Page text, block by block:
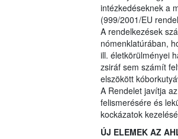
intézkedéseknek a
(999/2001/EU
A rendelkezések
nómenklatúrában,
ill. életkörülményei
zsiráf sem számít
elszökött
A Rendelet javítja
felismerésére és
kockázatok
ÚJ ELEMEK AZ